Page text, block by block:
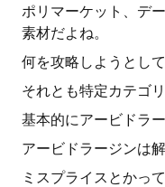
ポリマーケット、デ
素材だよね。
何を攻略しようとし
それとも特定カテゴ
基本的にアービドラ
アービドラージンは解
ミスプライスとかって